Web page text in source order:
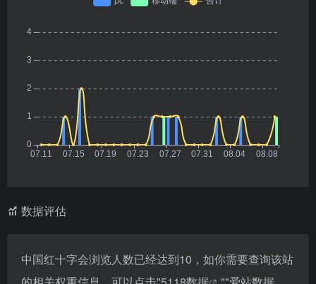
数据评估
中国红十字会浏览人数已经达到10，如你需要查询该站